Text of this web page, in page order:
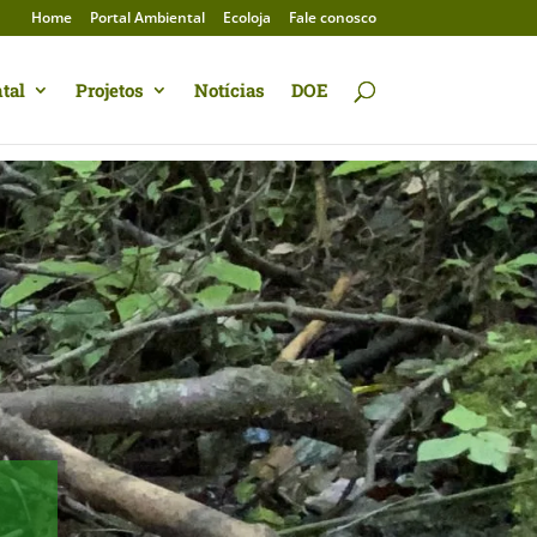
Home Portal Ambiental Ecoloja Fale conosco
Projetos Notícias DOE